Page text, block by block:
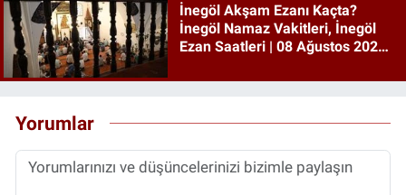
İnegöl Akşam Ezanı Kaçta?
İnegöl Namaz Vakitleri, İnegöl
Ezan Saatleri | 08 Ağustos 2026
Yorumlar